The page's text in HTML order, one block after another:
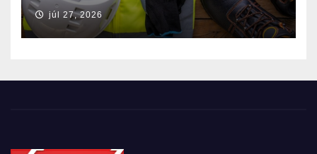
júl 27, 2026